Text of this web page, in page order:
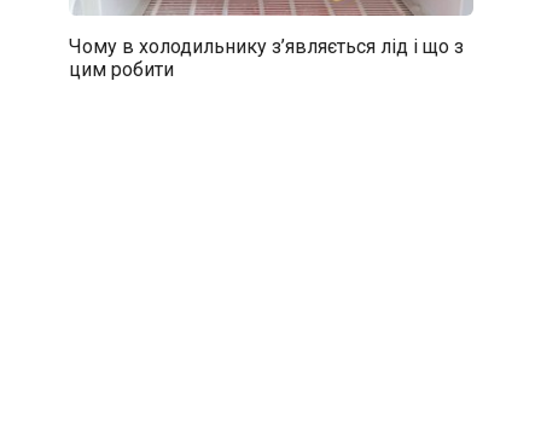
Чому в холодильнику з’являється лід і що з
цим робити